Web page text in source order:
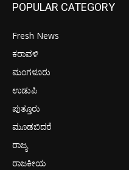
POPULAR CATEGORY
Fresh News
ಕರಾವಳಿ
ಮಂಗಳೂರು
ಉಡುಪಿ
ಪುತ್ತೂರು
ಮೂಡಬಿದರೆ
ರಾಜ್ಯ
ರಾಜಕೀಯ